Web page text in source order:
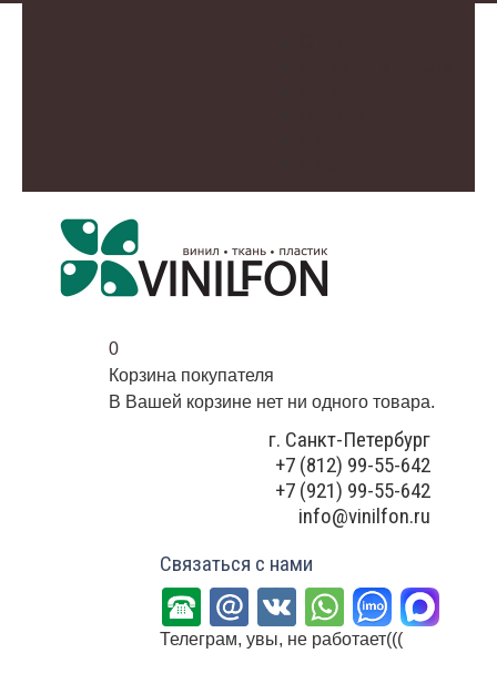
0
Корзина покупателя
В Вашей корзине нет ни одного товара.
г. Санкт-Петербург
+7 (812) 99-55-642
+7 (921) 99-55-642
info@vinilfon.ru
Связаться с нами
Телеграм, увы, не работает(((